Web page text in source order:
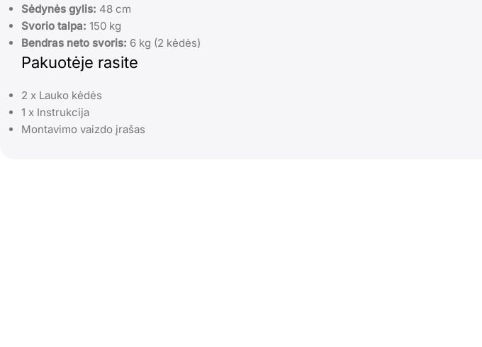
Sėdynės gylis: 48 cm
Svorio talpa: 150 kg
Bendras neto svoris: 6 kg (2 kėdės)
Pakuotėje rasite
2 x Lauko kėdės
1 x Instrukcija
Montavimo vaizdo įrašas